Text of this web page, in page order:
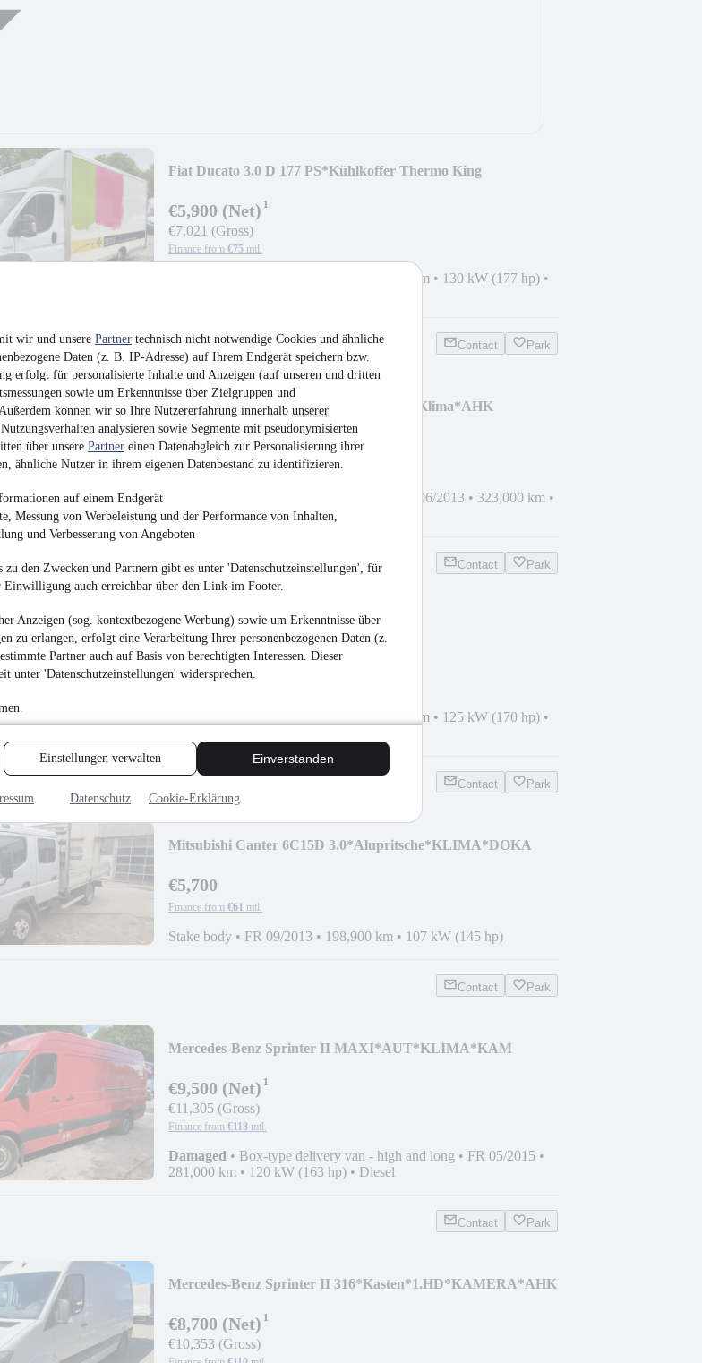
wir und unsere Partner technisch nicht notwendige Cookies und ähnliche
Daten (z. B. IP-Adresse) auf Ihrem Endgerät speichern bzw.
erfolgt für personalisierte Inhalte und Anzeigen (auf unseren und dritten
sowie um Erkenntnisse über Zielgruppen und
können wir so Ihre Nutzererfahrung innerhalb unserer
analysieren sowie Segmente mit pseudonymisierten
über unsere Partner einen Datenabgleich zur Personalisierung ihrer
ähnliche Nutzer in ihrem eigenen Datenbestand zu identifizieren.
auf einem Endgerät
Messung von Werbeleistung und der Performance von Inhalten,
und Verbesserung von Angeboten
den Zwecken und Partnern gibt es unter 'Datenschutzeinstellungen', für
auch erreichbar über den Link im Footer.
Anzeigen (sog. kontextbezogene Werbung) sowie um Erkenntnisse über
zu erlangen, erfolgt eine Verarbeitung Ihrer personenbezogenen Daten (z.
Partner auch auf Basis von berechtigten Interessen. Dieser
unter 'Datenschutzeinstellungen' widersprechen.
Einstellungen verwalten Einverstanden
Datenschutz Cookie-Erklärung
Fiat Ducato 3.0 D 177 PS*Kühlkoffer Thermo King
€5,900 (Net)¹
€7,021 (Gross)
Finance from €75 mtl.
320,000 km • 130 kW (177 hp) •
Contact Park
Iveco 35S15 Kasten Hoch/Lang*6-Gang*Klima*AHK
€6,500
Finance from €69 mtl.
FR 06/2013 • 323,000 km •
107 kW (145 hp)•Diesel
Contact Park
Iveco 35S17 3.0 L*ISOKÜHLKOFFER
TK*LBW*AUT*WEBASTO
€10,900
574,000 km • 125 kW (170 hp) •
Contact Park
Mitsubishi Canter 6C15D 3.0*Alupritsche*KLIMA*DOKA
€5,700
Finance from €61 mtl.
Stake body • FR 09/2013 • 198,900 km • 107 kW (145 hp)
Contact Park
Mercedes-Benz Sprinter II MAXI*AUT*KLIMA*KAM
€9,500 (Net)¹
€11,305 (Gross)
Finance from €118 mtl.
Damaged • Box-type delivery van - high and long • FR 05/2015 •
281,000 km • 120 kW (163 hp) • Diesel
Contact Park
Mercedes-Benz Sprinter II 316*Kasten*1.HD*KAMERA*AHK
€8,700 (Net)¹
€10,353 (Gross)